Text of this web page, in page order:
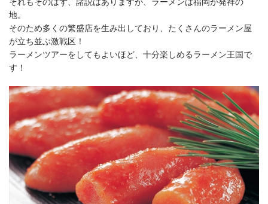
地。
そのため多くの繁盛店を生み出しており、たくさんのラーメン屋
が立ち並ぶ激戦区！
ラーメンツアーをしてもよいほど、十分楽しめるラーメン王国で
す！